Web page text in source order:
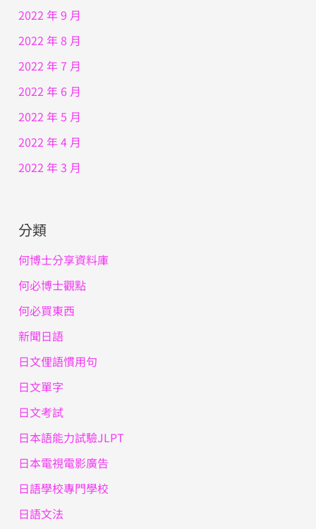
2022 年 9 月
2022 年 8 月
2022 年 7 月
2022 年 6 月
2022 年 5 月
2022 年 4 月
2022 年 3 月
分類
何博士分享資料庫
何必博士觀點
何必買東西
新聞日語
日文俚語慣用句
日文單字
日文考試
日本語能力試驗JLPT
日本電視電影廣告
日語學校專門學校
日語文法